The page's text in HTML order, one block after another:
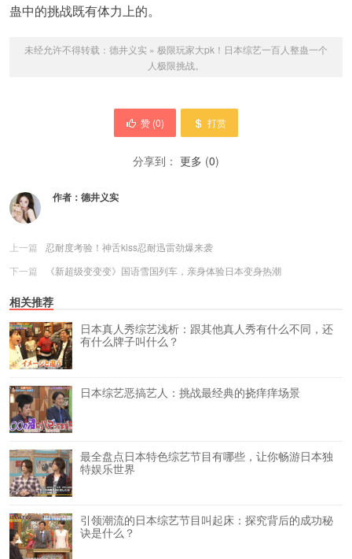
蛊中的挑战既有体力上的。
未经允许不得转载： 德井义实 » 极限玩家大pk！日本综艺一百人整蛊一个
人极限挑战。
赞 (0) 打赏
分享到： 更多 (0)
作者： 德井义实
上一篇
忍耐度考验！神舌kiss忍耐迅雷劲爆来袭
下一篇
《新超级变变变》国语雪国列车，亲身体验日本变身热潮
相关推荐
日本真人秀综艺浅析：跟其他真人秀有什么不同，还
有什么牌子叫什么？
日本综艺恶搞艺人：挑战最经典的挠痒痒场景
最全盘点日本特色综艺节目有哪些，让你畅游日本独
特娱乐世界
引领潮流的日本综艺节目叫起床：探究背后的成功秘
诀是什么？